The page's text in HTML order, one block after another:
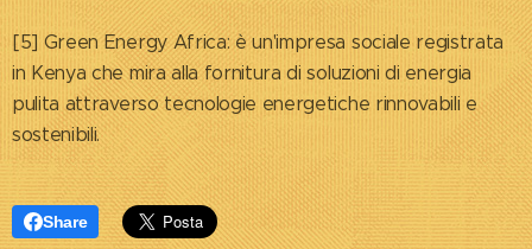
[5] Green Energy Africa: è un'impresa sociale registrata
in Kenya che mira alla fornitura di soluzioni di energia
pulita attraverso tecnologie energetiche rinnovabili e
sostenibili.
Share